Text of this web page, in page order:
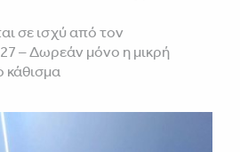
σε ισχύ από τον
– Δωρεάν μόνο η μικρή
κάθισμα